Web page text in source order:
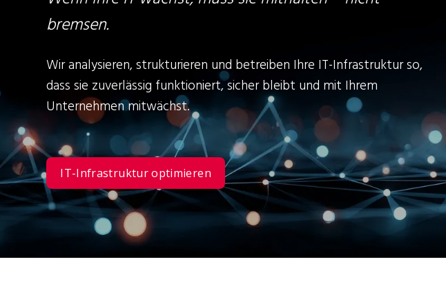
bremsen.
Wir analysieren, strukturieren und betreiben Ihre IT-Infrastruktur so,
dass sie zuverlässig funktioniert, sicher bleibt und mit Ihrem
Unternehmen mitwächst.
IT-Infrastruktur optimieren